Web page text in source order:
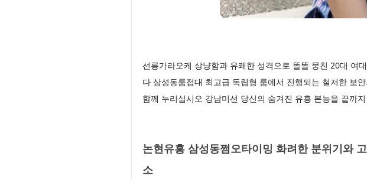
선릉가라오케 상냥함과 유쾌한 성격으로 똘똘 뭉친 20대 여
다 삼성동룸접대 최고급 독립형 룸에서 진행되는 철저한 보
함께 누리십시오 강남미션 당신의 숨겨진 유흥 본능을 끝까
논현유흥 삼성동쩜오타이밍 화려한 분위기와
소